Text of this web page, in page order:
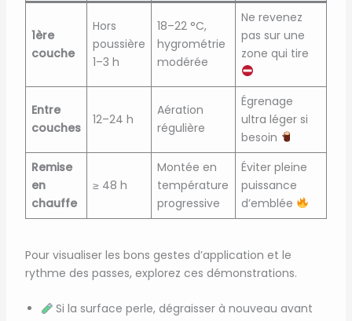
1ère
couche
Hors
poussière
1–3 h
18–22 °C,
hygrométrie
modérée
Ne revenez
pas sur une
zone qui tire
Entre
couches
12–24 h
Aération
régulière
Égrenage
ultra léger si
besoin
Remise
en
chauffe
≥ 48 h
Montée en
température
progressive
Éviter pleine
puissance
d’emblée
Pour visualiser les bons gestes d’application et le
rythme des passes, explorez ces démonstrations.
Si la surface perle, dégraisser à nouveau avant